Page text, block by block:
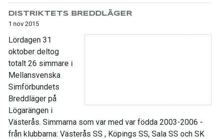
DISTRIKTETS BREDDLÄGER
1 nov 2015
Lördagen 31
oktober deltog
totalt 26 simmare i
Mellansvenska
Simförbundets
Breddläger på
Lögarängen i
Västerås. Simmarna som var med var födda 2003-2006 -
från klubbarna: Västerås SS , Köpings SS, Sala SS och SK